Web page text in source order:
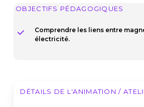
OBJECTIFS PÉDAGOGIQUES
Comprendre les liens entre
électricité.
DÉTAILS DE L'ANIMATION /